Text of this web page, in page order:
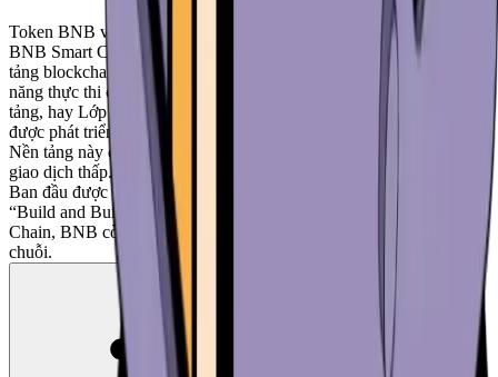
Token BNB và BNB Smart Chain là gì?
BNB Smart Chain, trước đây là Binance Smart Chain, là một nền
tảng blockchain tương thích với Máy ảo Ethereum (EVM), có khả
năng thực thi các hợp đồng thông minh đa năng. Đây là lớp nền
tảng, hay Lớp 1 (L1), thuộc hệ sinh thái blockchain BNB Chain
được phát triển với sự hỗ trợ của sàn giao dịch tiền điện tử Binance.
Nền tảng này được biết đến với thời gian giao dịch nhanh và chi phí
giao dịch thấp. Token BNB là “nhiên liệu” cho BNB Smart Chain.
Ban đầu được gọi là Binance Coin, BNB đã được đổi tên thành
“Build and Build”. Ngoài vai trò là token gas của BNB Smart
Chain, BNB còn mang lại cho người nắm giữ quyền quản trị trên
chuỗi.